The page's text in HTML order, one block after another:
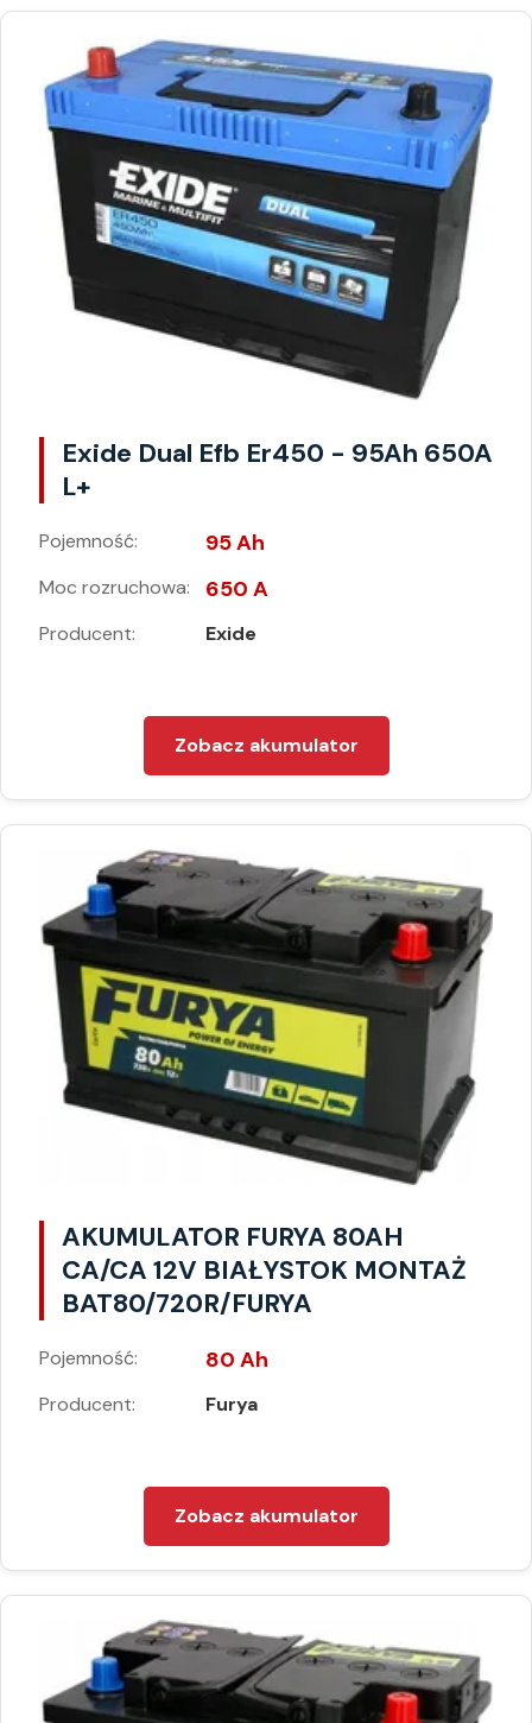
Exide Dual Efb Er450 - 95Ah 650A
L+
Pojemność: 95 Ah
Moc rozruchowa: 650 A
Producent: Exide
Zobacz akumulator
AKUMULATOR FURYA 80AH
CA/CA 12V BIAŁYSTOK MONTAŻ
BAT80/720R/FURYA
Pojemność: 80 Ah
Producent: Furya
Zobacz akumulator